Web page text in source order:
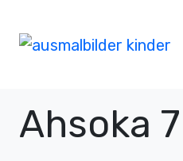
Ahsoka 7